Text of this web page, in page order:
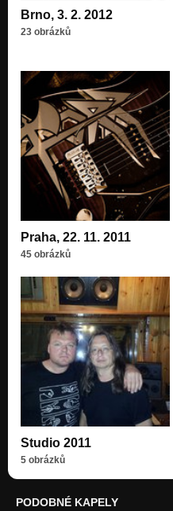
Brno, 3. 2. 2012
23 obrázků
Praha, 22. 11. 2011
45 obrázků
Studio 2011
5 obrázků
PODOBNÉ KAPELY